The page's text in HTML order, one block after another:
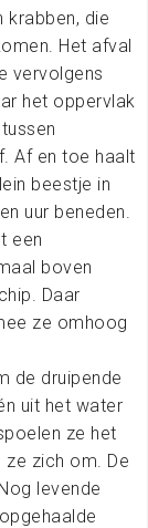
die
Het afval
vervolgens
het oppervlak
Af en toe haalt
beestje in
uur beneden.
een
boven
Daar
ze omhoog
de druipende
uit het water
ze het
ze zich om. De
levende